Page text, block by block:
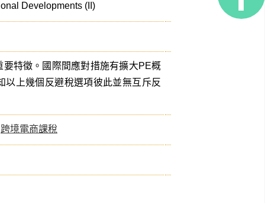
Developments (II)
特徵。國際間應對措施有擴大PE概
以上幾個反避稅選項彼此並無互斥反
跨境電商課稅